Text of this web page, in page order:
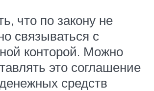
что по закону не
связываться с
конторой. Можно
это соглашение
средств